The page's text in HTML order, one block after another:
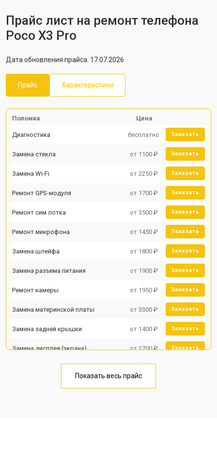
Прайс лист на ремонт телефона
Poco X3 Pro
Дата обновления прайса: 17.07.2026
Прайс Характеристики
Поломка Цена
Диагностика бесплатно Заказать
Замена стекла от 1100 ₽ Заказать
Замена Wi-Fi от 2250 ₽ Заказать
Ремонт GPS-модуля от 1700 ₽ Заказать
Ремонт сим лотка от 3500 ₽ Заказать
Ремонт микрофона от 1450 ₽ Заказать
Замена шлейфа от 1800 ₽ Заказать
Замена разъема питания от 1900 ₽ Заказать
Ремонт камеры от 1950 ₽ Заказать
Замена материнской платы от 3300 ₽ Заказать
Замена задней крышки от 1400 ₽ Заказать
Замена дисплея (экрана) от 2700 ₽ Заказать
Замена кнопки включения от 1750 ₽
Показать весь прайс